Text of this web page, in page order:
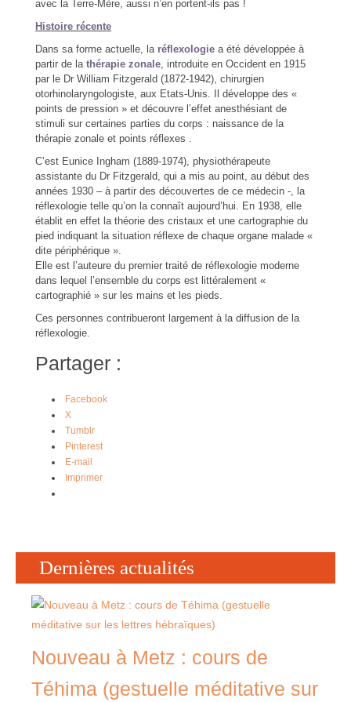
avec la Terre-Mère, aussi n’en portent-ils pas !
Histoire récente
Dans sa forme actuelle, la réflexologie a été développée à
partir de la thérapie zonale, introduite en Occident en 1915
par le Dr William Fitzgerald (1872-1942), chirurgien
otorhinolaryngologiste, aux Etats-Unis. Il développe des «
points de pression » et découvre l’effet anesthésiant de
stimuli sur certaines parties du corps : naissance de la
thérapie zonale et points réflexes .
C’est Eunice Ingham (1889-1974), physiothérapeute
assistante du Dr Fitzgerald, qui a mis au point, au début des
années 1930 – à partir des découvertes de ce médecin -, la
réflexologie telle qu’on la connaît aujourd’hui. En 1938, elle
établit en effet la théorie des cristaux et une cartographie du
pied indiquant la situation réflexe de chaque organe malade «
dite périphérique ».
Elle est l’auteure du premier traité de réflexologie moderne
dans lequel l’ensemble du corps est littéralement «
cartographié » sur les mains et les pieds.
Ces personnes contribueront largement à la diffusion de la
réflexologie.
Partager :
Facebook
X
Tumblr
Pinterest
E-mail
Imprimer
Dernières actualités
Nouveau à Metz : cours de
Téhima (gestuelle méditative sur